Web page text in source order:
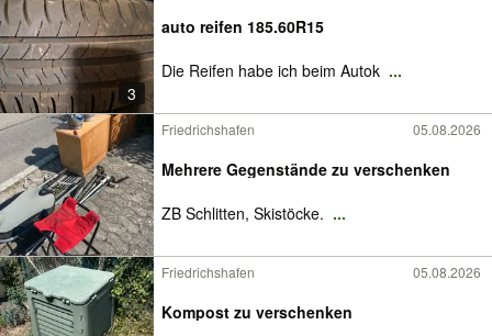
3
auto reifen 185.60R15
Die Reifen habe ich beim Autok ...
Friedrichshafen 05.08.2026
Mehrere Gegenstände zu verschenken
ZB Schlitten, Skistöcke. ...
Friedrichshafen 05.08.2026
Kompost zu verschenken